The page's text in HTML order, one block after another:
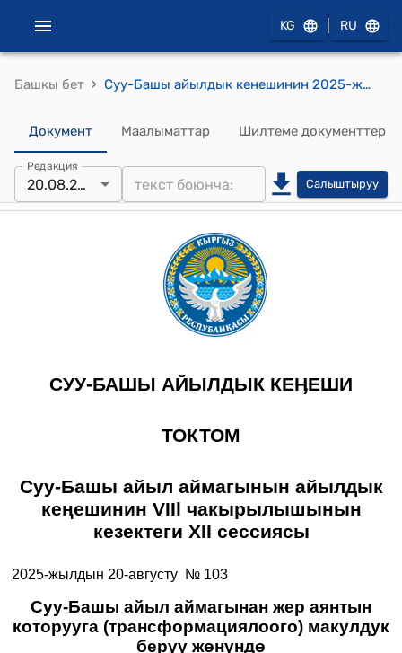
KG RU
Башкы бет › Суу-Башы айылдык кенешинин 2025-жылдын 20-августундагы №103 "Суу-Башы айыл аймагынан жер аянтын которууга (трансформациялоого) макулдук берүү жөнүндө" токтому
Документ Маалыматтар Шилтеме документтер
Редакция
20.08.2025 Салыштыруу